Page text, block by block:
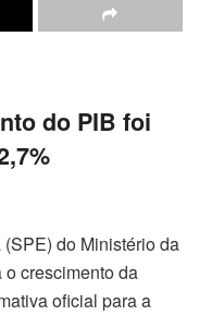
do PIB foi
do Ministério da
crescimento da
oficial para a